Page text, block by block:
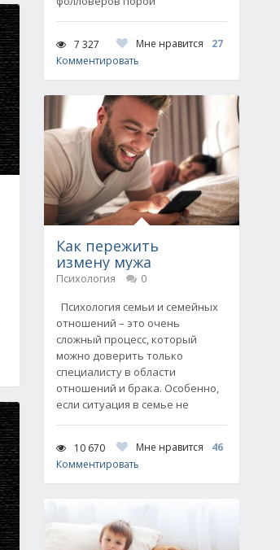
7 327 Мне нравится
27
Комментировать
Как пережить
измену мужа
Психология
0
Психология семьи и семейных
отношений – это очень
сложный процесс, который
можно доверить только
специалисту в области
отношений и брака. Особенно,
если ситуация в семье не
10 670 Мне нравится
46
Комментировать